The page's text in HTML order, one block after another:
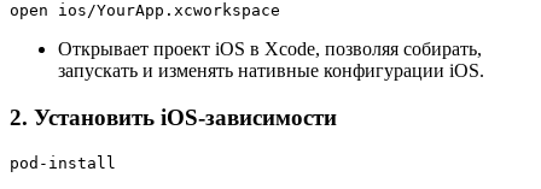
open ios/YourApp.xcworkspace
Открывает проект iOS в Xcode, позволяя собирать,
запускать и изменять нативные конфигурации iOS.
2. Установить iOS-зависимости
pod-install